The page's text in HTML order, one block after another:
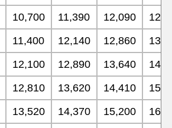
10,700 11,390 12,090
11,400 12,140 12,860
12,100 12,890 13,640
12,810 13,620 14,410
13,520 14,370 15,200